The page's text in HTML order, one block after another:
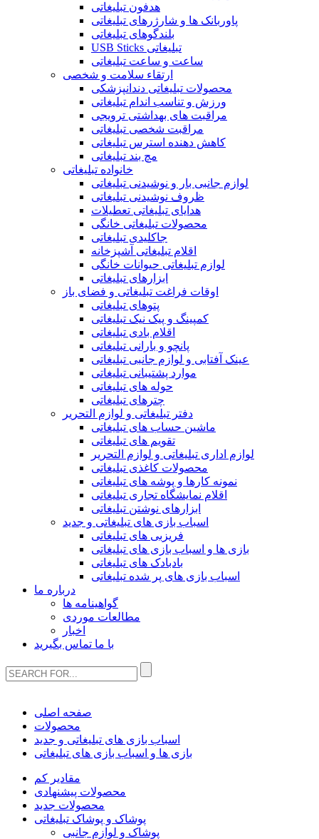
هدفون تبلیغاتی
پاوربانک ها و شارژرهای تبلیغاتی
بلندگوهای تبلیغاتی
USB Sticks تبلیغاتی
ساعت و ساعت تبلیغاتی
ارتقاء سلامت و شخصی
محصولات تبلیغاتی دندانپزشکی
ورزش و تناسب اندام تبلیغاتی
مراقبت های بهداشتی ترویجی
مراقبت شخصی تبلیغاتی
کاهش دهنده استرس تبلیغاتی
مچ بند تبلیغاتی
خانواده تبلیغاتی
لوازم جانبی بار و نوشیدنی تبلیغاتی
ظروف نوشیدنی تبلیغاتی
هدایای تبلیغاتی تعطیلات
محصولات تبلیغاتی خانگی
جاکلیدی تبلیغاتی
اقلام تبلیغاتی آشپزخانه
لوازم تبلیغاتی حیوانات خانگی
ابزارهای تبلیغاتی
اوقات فراغت تبلیغاتی و فضای باز
پتوهای تبلیغاتی
کمپینگ و پیک نیک تبلیغاتی
اقلام بادی تبلیغاتی
پانچو و بارانی تبلیغاتی
عینک آفتابی و لوازم جانبی تبلیغاتی
موارد پشتیبانی تبلیغاتی
حوله های تبلیغاتی
چترهای تبلیغاتی
دفتر تبلیغاتی و لوازم التحریر
ماشین حساب های تبلیغاتی
تقویم های تبلیغاتی
لوازم اداری تبلیغاتی و لوازم التحریر
محصولات کاغذی تبلیغاتی
نمونه کارها و پوشه های تبلیغاتی
اقلام نمایشگاه تجاری تبلیغاتی
ابزارهای نوشتن تبلیغاتی
اسباب بازی های تبلیغاتی و جدید
فریزبی های تبلیغاتی
بازی ها و اسباب بازی های تبلیغاتی
بادبادک های تبلیغاتی
اسباب بازی های پر شده تبلیغاتی
درباره ما
گواهینامه ها
مطالعات موردی
اخبار
با ما تماس بگیرید
صفحه اصلی
محصولات
اسباب بازی های تبلیغاتی و جدید
بازی ها و اسباب بازی های تبلیغاتی
مقادیر کم
محصولات پیشنهادی
محصولات جدید
پوشاک و پوشاک تبلیغاتی
پوشاک و لوازم جانبی